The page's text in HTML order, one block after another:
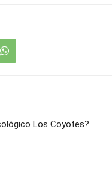
Los Coyotes?